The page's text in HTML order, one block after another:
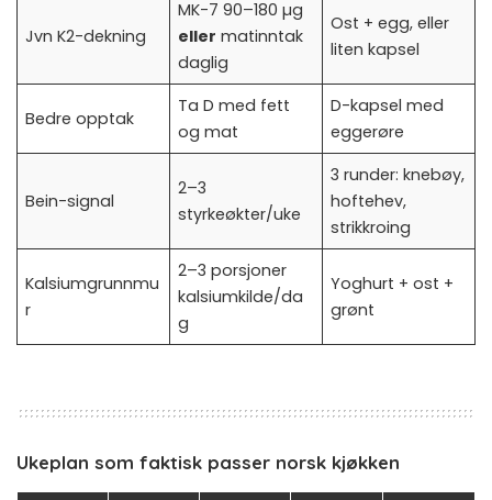
Jvn K2-dekning
MK-7 90–180 µg
eller matinntak
daglig
Ost + egg, eller
liten kapsel
Bedre opptak
Ta D med fett
og mat
D-kapsel med
eggerøre
Bein-signal
2–3
styrkeøkter/uke
3 runder: knebøy,
hoftehev,
strikkroing
Kalsiumgrunnmu
r
2–3 porsjoner
kalsiumkilde/da
g
Yoghurt + ost +
grønt
Ukeplan som faktisk passer norsk kjøkken